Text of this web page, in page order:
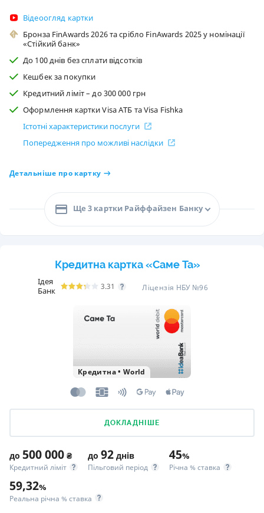
Відеоогляд картки
Бронза FinAwards 2026 та срібло FinAwards 2025 у номінації
«Стійкий банк»
До 100 днів без сплати відсотків
Кешбек за покупки
Кредитний ліміт – до 300 000 грн
Оформлення картки Visa АТБ та Visa Fishka
Істотні характеристики послуги
Попередження про можливі наслідки
Детальніше про картку
Ще 3 картки Райффайзен Банку
Кредитна картка «Саме Та»
Ідея
Банк
3.31 Ліцензія НБУ №96
Кредитна• World
ДОКЛАДНІШЕ
до 500 000 ₴
Кредитний ліміт
до 92 днів
Пільговий період
45%
Річна % ставка
59,32%
Реальна річна % ставка